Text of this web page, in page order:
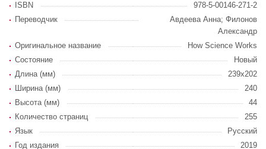
ISBN
978-5-00146-271-2
Переводчик
Авдеева Анна; Филонов
Александр
Оригинальное название
How Science Works
Состояние
Новый
Длина (мм)
239x202
Ширина (мм)
240
Высота (мм)
44
Количество страниц
255
Язык
Русский
Год издания
2019